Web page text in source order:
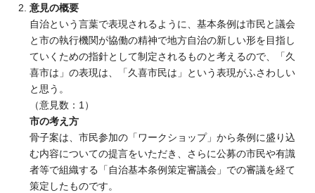
意見の概要
自治という言葉で表現されるように、基本条例は市民と議会
と市の執行機関が協働の精神で地方自治の新しい形を目指し
ていくための指針として制定されるものと考えるので、「久
喜市は」の表現は、「久喜市民は」という表現がふさわしい
と思う。
（意見数：1）
市の考え方
骨子案は、市民参加の「ワークショップ」から条例に盛り込
む内容についての提言をいただき、さらに公募の市民や有識
者等で組織する「自治基本条例策定審議会」での審議を経て
策定したものです。